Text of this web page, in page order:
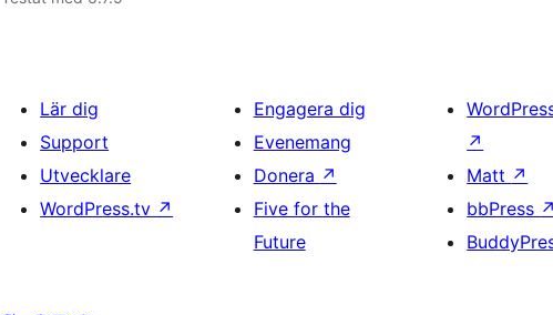
Lär dig
Support
Utvecklare
WordPress.tv ↗
Engagera dig
Evenemang
Donera ↗
Five for the
Future
↗
Matt ↗
bbPress ↗